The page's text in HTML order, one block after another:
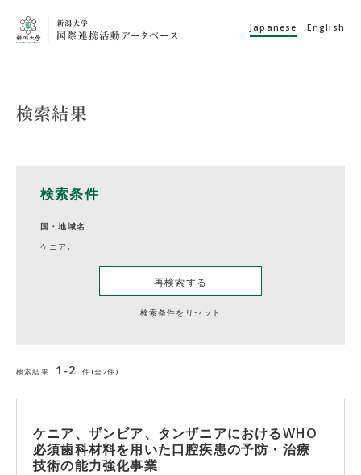
Japanese English
検索結果
検索条件
国・地域名
ケニア,
再検索する
検索条件をリセット
検索結果 1-2 件(全2件)
ケニア、ザンビア、タンザニアにおけるWHO
必須歯科材料を用いた口腔疾患の予防・治療
技術の能力強化事業